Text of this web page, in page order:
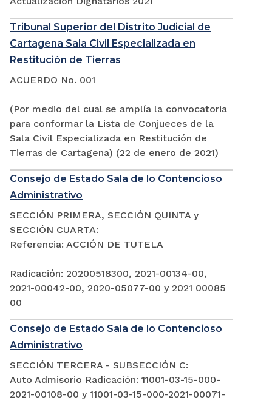
Tribunal Superior del Distrito Judicial de
Cartagena Sala Civil Especializada en
Restitución de Tierras
ACUERDO No. 001
(Por medio del cual se amplía la convocatoria
para conformar la Lista de Conjueces de la
Sala Civil Especializada en Restitución de
Tierras de Cartagena) (22 de enero de 2021)
Consejo de Estado Sala de lo Contencioso
Administrativo
SECCIÓN PRIMERA, SECCIÓN QUINTA y
SECCIÓN CUARTA:
Referencia: ACCIÓN DE TUTELA
Radicación: 20200518300, 2021-00134-00,
2021-00042-00, 2020-05077-00 y 2021 00085
00
Consejo de Estado Sala de lo Contencioso
Administrativo
SECCIÓN TERCERA - SUBSECCIÓN C:
Auto Admisorio Radicación: 11001-03-15-000-
2021-00108-00 y 11001-03-15-000-2021-00071-